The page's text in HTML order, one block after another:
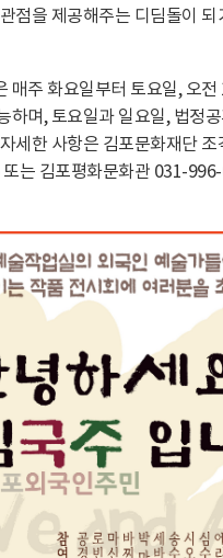
점을 제공해주는 디딤돌이
매주 화요일부터 토요일, 오
하며, 토요일과 일요일, 법정
세한 사항은 김포문화재단
는 김포평화문화관 031-